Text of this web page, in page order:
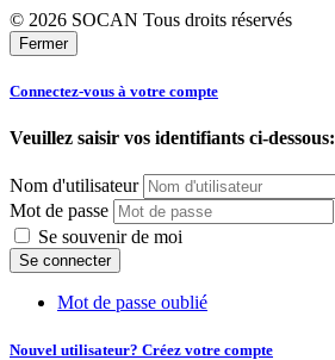
© 2026 SOCAN Tous droits réservés
Fermer
Connectez-vous à votre compte
Veuillez saisir vos identifiants ci-dessous:
Nom d'utilisateur
Mot de passe
Se souvenir de moi
Mot de passe oublié
Nouvel utilisateur? Créez votre compte